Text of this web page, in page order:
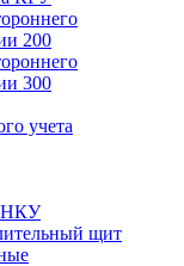
200
300
учета
НКУ
щит